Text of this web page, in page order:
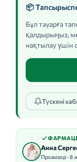
📦
Бұл тауарға
қалдырыңыз,
нақтылау үшін
Түскені
Анна
Провизор · 8